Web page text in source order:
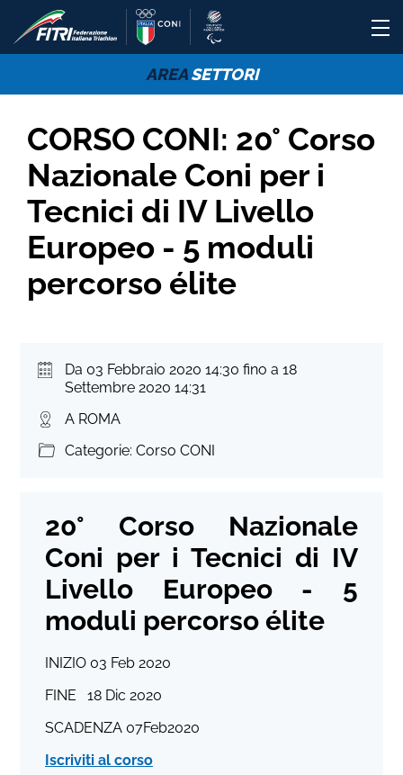
AREASETTORI
CORSO CONI: 20° Corso
Nazionale Coni per i
Tecnici di IV Livello
Europeo - 5 moduli
percorso élite
Da 03 Febbraio 2020 14:30 fino a 18
Settembre 2020 14:31
A ROMA
Categorie: Corso CONI
20° Corso Nazionale
Coni per i Tecnici di IV
Livello Europeo - 5
moduli percorso élite
INIZIO 03 Feb 2020
FINE 18 Dic 2020
SCADENZA 07Feb2020
Iscriviti al corso